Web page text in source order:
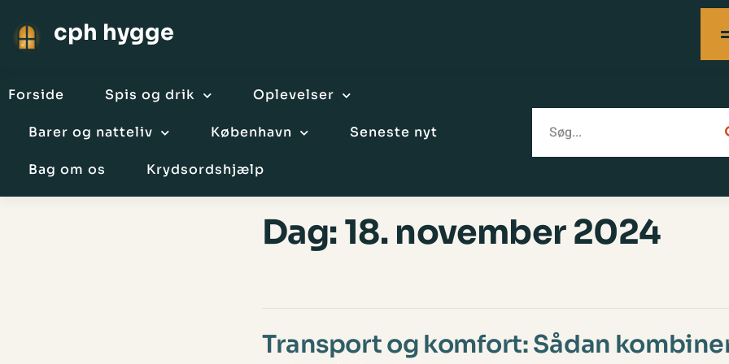
cph hygge
Forside Spis og drik Oplevelser
Barer og natteliv København Seneste nyt
Bag om os Krydsordshjælp
Dag:18. november 2024
Transport og komfort: Sådan